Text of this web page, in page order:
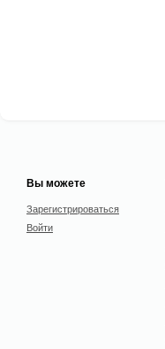
Вы можете
Зарегистрироваться
Войти